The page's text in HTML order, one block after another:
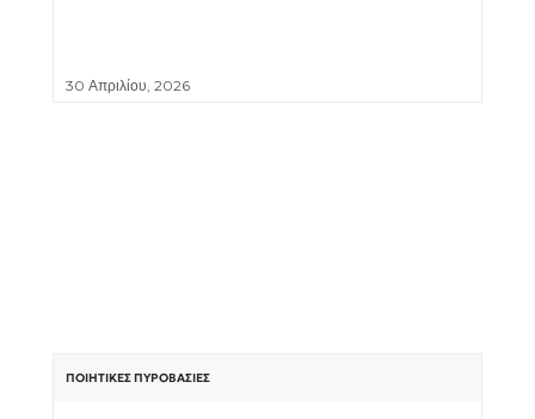
30 Απριλίου, 2026
ΠΟΙΗΤΙΚΈΣ ΠΥΡΟΒΑΣΊΕΣ